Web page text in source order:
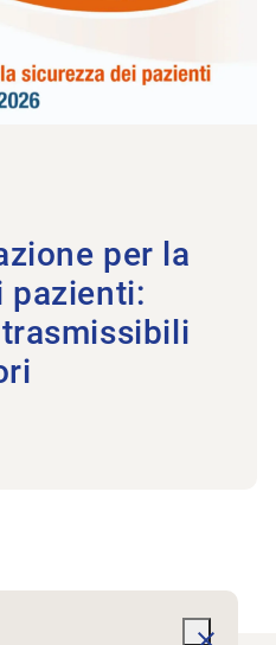
per la
pazienti: